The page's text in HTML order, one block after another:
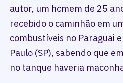
autor, um homem de 25
recebido o caminhão em
combustíveis no Paraguai
Paulo (SP), sabendo que
no tanque haveria